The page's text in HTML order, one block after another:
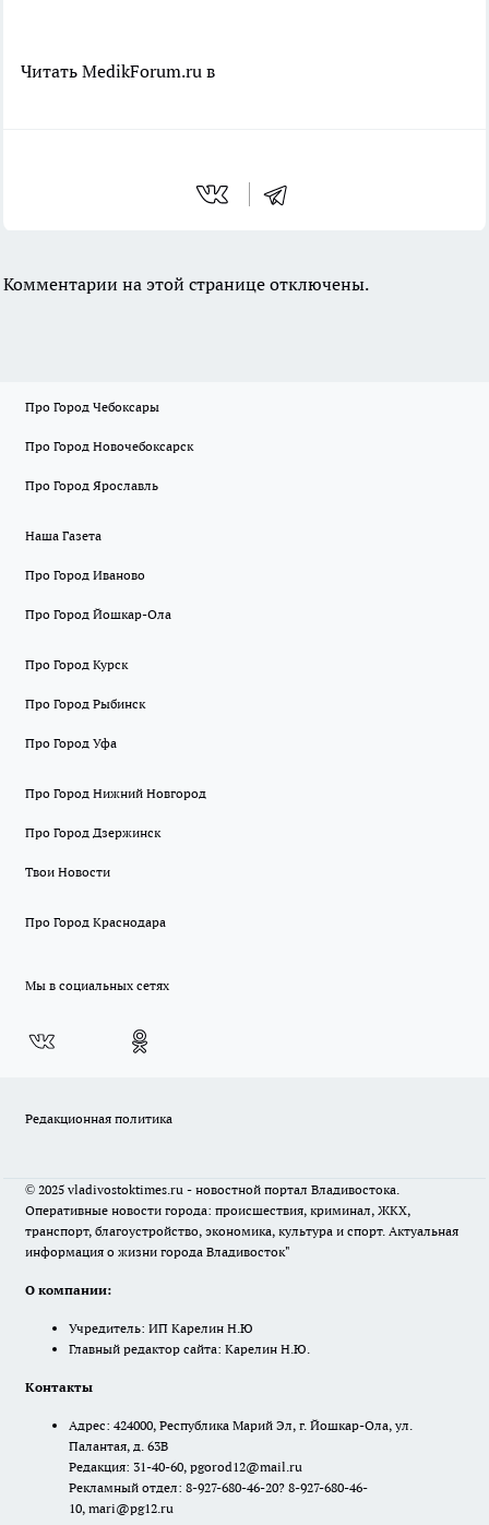
Читать MedikForum.ru в
Комментарии на этой странице отключены.
Про Город Чебоксары
Про Город Новочебоксарск
Про Город Ярославль
Наша Газета
Про Город Иваново
Про Город Йошкар-Ола
Про Город Курск
Про Город Рыбинск
Про Город Уфа
Про Город Нижний Новгород
Про Город Дзержинск
Твои Новости
Про Город Краснодара
Мы в социальных сетях
Редакционная политика
© 2025 vladivostoktimes.ru - новостной портал Владивостока.
Оперативные новости города: происшествия, криминал, ЖКХ,
транспорт, благоустройство, экономика, культура и спорт. Актуальная
информация о жизни города Владивосток"
О компании:
Учредитель: ИП Карелин Н.Ю
Главный редактор сайта: Карелин Н.Ю.
Контакты
Адрес: 424000, Республика Марий Эл, г. Йошкар-Ола, ул.
Палантая, д. 63В
Редакция: 31-40-60, pgorod12@mail.ru
Рекламный отдел: 8-927-680-46-20? 8-927-680-46-
10, mari@pg12.ru